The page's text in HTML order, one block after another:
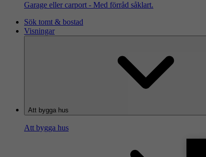
Garage eller carport - Med förråd såklart.
Sök tomt & bostad
Visningar
Att bygga hus
Att bygga hus